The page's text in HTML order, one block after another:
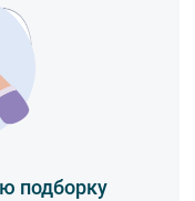
подборку